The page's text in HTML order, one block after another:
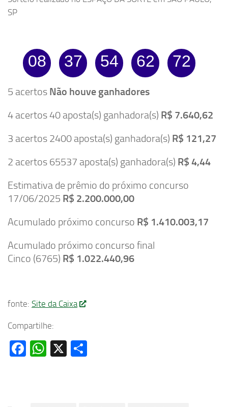
SP
08 37 54 62 72
5 acertos Não houve ganhadores
4 acertos 40 aposta(s) ganhadora(s) R$ 7.640,62
3 acertos 2400 aposta(s) ganhadora(s) R$ 121,27
2 acertos 65537 aposta(s) ganhadora(s) R$ 4,44
Estimativa de prêmio do próximo concurso
17/06/2025 R$ 2.200.000,00
Acumulado próximo concurso R$ 1.410.003,17
Acumulado próximo concurso final
Cinco (6765) R$ 1.022.440,96
fonte: Site da Caixa
Compartilhe:
Facebook
WhatsApp
X